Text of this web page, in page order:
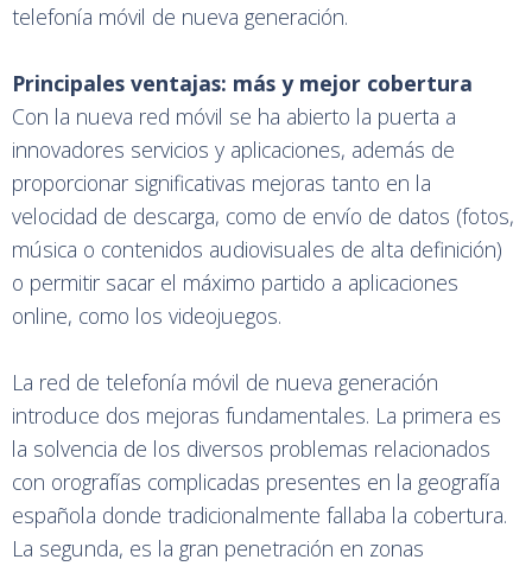
telefonía móvil de nueva generación.
Principales ventajas: más y mejor cobertura
Con la nueva red móvil se ha abierto la puerta a
innovadores servicios y aplicaciones, además de
proporcionar significativas mejoras tanto en la
velocidad de descarga, como de envío de datos (fotos,
música o contenidos audiovisuales de alta definición)
o permitir sacar el máximo partido a aplicaciones
online, como los videojuegos.
La red de telefonía móvil de nueva generación
introduce dos mejoras fundamentales. La primera es
la solvencia de los diversos problemas relacionados
con orografías complicadas presentes en la geografía
española donde tradicionalmente fallaba la cobertura.
La segunda, es la gran penetración en zonas